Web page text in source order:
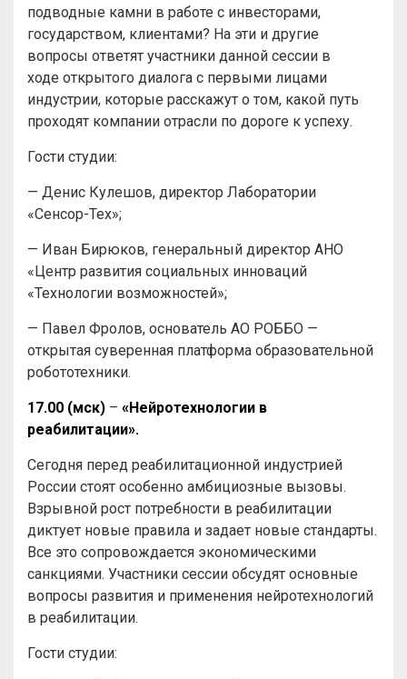
подводные камни в работе с инвесторами,
государством, клиентами? На эти и другие
вопросы ответят участники данной сессии в
ходе открытого диалога с первыми лицами
индустрии, которые расскажут о том, какой путь
проходят компании отрасли по дороге к успеху.
Гости студии:
— Денис Кулешов, директор Лаборатории
«Сенсор-Тех»;
— Иван Бирюков, генеральный директор АНО
«Центр развития социальных инноваций
«Технологии возможностей»;
— Павел Фролов, основатель АО РОББО —
открытая суверенная платформа образовательной
робототехники.
17.00 (мск) – «Нейротехнологии в
реабилитации».
Сегодня перед реабилитационной индустрией
России стоят особенно амбициозные вызовы.
Взрывной рост потребности в реабилитации
диктует новые правила и задает новые стандарты.
Все это сопровождается экономическими
санкциями. Участники сессии обсудят основные
вопросы развития и применения нейротехнологий
в реабилитации.
Гости студии: